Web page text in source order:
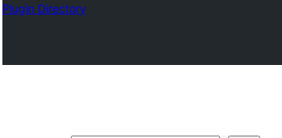
Plugin Directory